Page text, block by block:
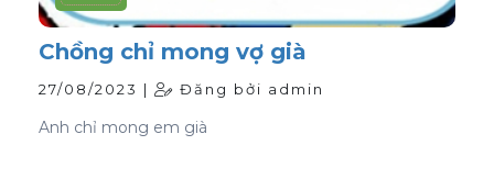
Chồng chỉ mong vợ già
27/08/2023 | Đăng bởi admin
Anh chỉ mong em già